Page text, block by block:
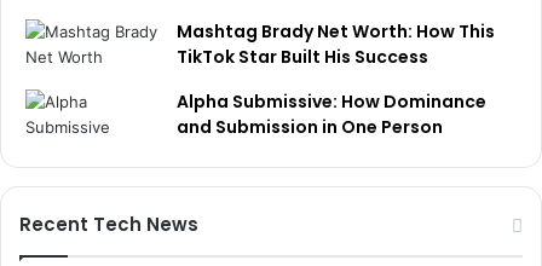
Mashtag Brady Net Worth: How This
TikTok Star Built His Success
Alpha Submissive: How Dominance
and Submission in One Person
Recent Tech News